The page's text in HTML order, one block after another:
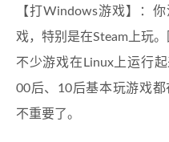
【打Windows游戏】：
戏，特别是在Steam上玩
不少游戏在Linux上运行
00后、10后基本玩游戏
不重要了。